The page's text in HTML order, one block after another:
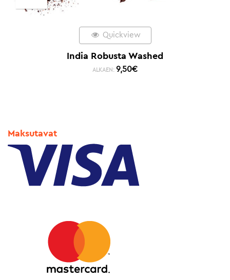
Quickview
India Robusta Washed
ALKAEN: 9,50€
Maksutavat